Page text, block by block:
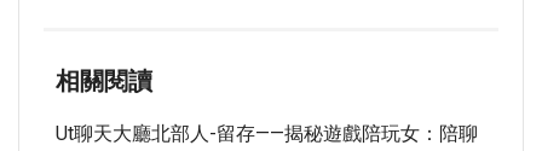
相關閱讀
Ut聊天大廳北部人-留存——揭秘遊戲陪玩女：陪聊